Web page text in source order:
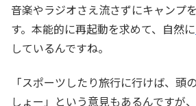
音楽やラジオさえ流さずにキャンプ
す。本能的に再起動を求めて、自然に
しているんですね。
「スポーツしたり旅行に行けば、頭
しょー」という意見もあるんですが